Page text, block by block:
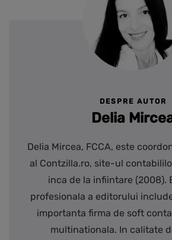
DESPRE AUTOR
Delia
Delia Mircea, FCCA, este
al Contzilla.ro, site-ul
inca de la infiintare (2008).
profesionala a editorului
importanta firma de soft
multinationala. In calitate